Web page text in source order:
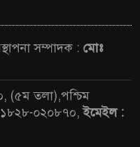
সম্পাদক : মোঃ
(৫ম তলা),পশ্চিম
০২০৮৭০,ইমেইল :